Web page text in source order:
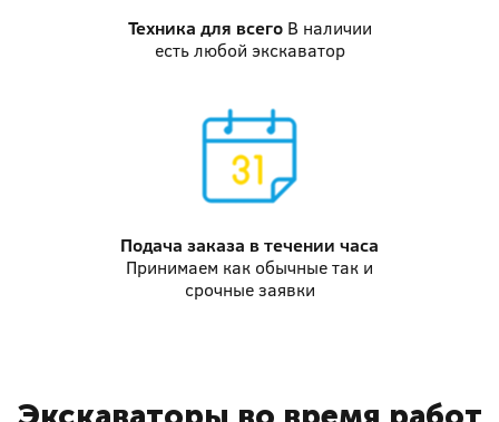
Техника для всего В наличии
есть любой экскаватор
Подача заказа в течении часа
Принимаем как обычные так и
срочные заявки